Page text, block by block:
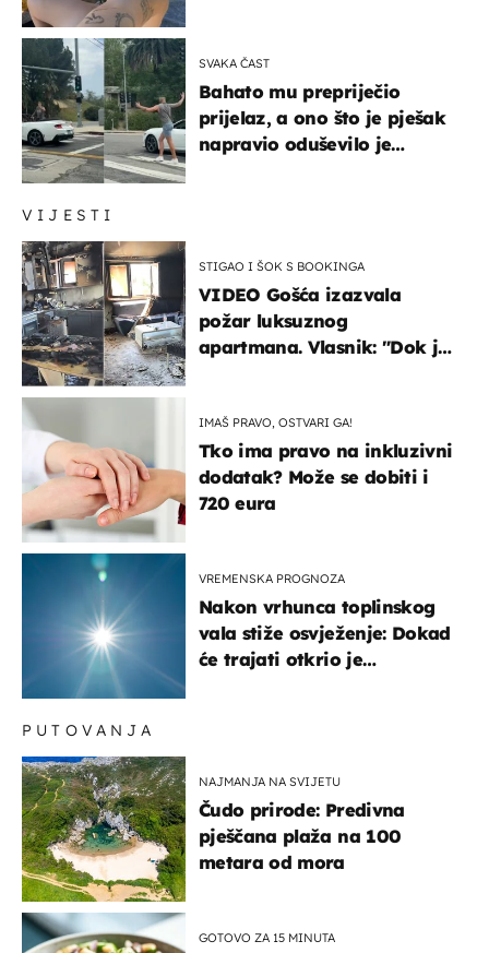
VIJESTI
STIGAO I ŠOK S BOOKINGA
VIDEO Gošća izazvala
požar luksuznog
apartmana. Vlasnik: "Dok je
IMAŠ PRAVO, OSTVARI GA!
Tko ima pravo na inkluzivni
dodatak? Može se dobiti i
720 eura
VREMENSKA PROGNOZA
Nakon vrhunca toplinskog
vala stiže osvježenje: Dokad
će trajati otkrio je
SVAKA ČAST
Bahato mu prepriječio
prijelaz, a ono što je pješak
napravio oduševilo je
PUTOVANJA
NAJMANJA NA SVIJETU
Čudo prirode: Predivna
pješčana plaža na 100
metara od mora
GOTOVO ZA 15 MINUTA